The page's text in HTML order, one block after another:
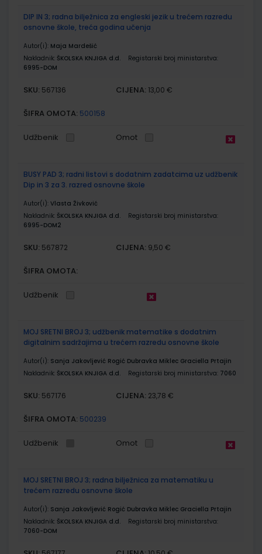
DIP IN 3; radna bilježnica za engleski jezik u trećem razredu
osnovne škole, treća godina učenja
Autor(i): Maja Mardešić
Nakladnik: ŠKOLSKA KNJIGA d.d.
Registarski broj ministarstva:
6995-DOM
SKU: 567136 CIJENA: 13,00 €
ŠIFRA OMOTA: 500158
Udžbenik Omot
BUSY PAD 3; radni listovi s dodatnim zadatcima uz udžbenik
Dip in 3 za 3. razred osnovne škole
Autor(i): Vlasta Živković
Nakladnik: ŠKOLSKA KNJIGA d.d.
Registarski broj ministarstva:
6995-DOM2
SKU: 567872 CIJENA: 9,50 €
ŠIFRA OMOTA:
Udžbenik
MOJ SRETNI BROJ 3; udžbenik matematike s dodatnim
digitalnim sadržajima u trećem razredu osnovne škole
Autor(i): Sanja Jakovljević Rogić Dubravka Miklec Graciella Prtajin
Nakladnik: ŠKOLSKA KNJIGA d.d. Registarski broj ministarstva: 7060
SKU: 567176 CIJENA: 23,78 €
ŠIFRA OMOTA: 500239
Udžbenik Omot
MOJ SRETNI BROJ 3; radna bilježnica za matematiku u
trećem razredu osnovne škole
Autor(i): Sanja Jakovljević Rogić Dubravka Miklec Graciella Prtajin
Nakladnik: ŠKOLSKA KNJIGA d.d.
Registarski broj ministarstva:
7060-DOM